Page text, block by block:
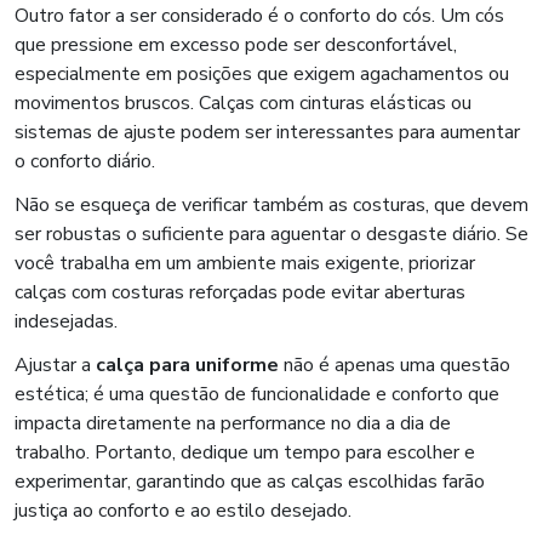
Outro fator a ser considerado é o conforto do cós. Um cós
que pressione em excesso pode ser desconfortável,
especialmente em posições que exigem agachamentos ou
movimentos bruscos. Calças com cinturas elásticas ou
sistemas de ajuste podem ser interessantes para aumentar
o conforto diário.
Não se esqueça de verificar também as costuras, que devem
ser robustas o suficiente para aguentar o desgaste diário. Se
você trabalha em um ambiente mais exigente, priorizar
calças com costuras reforçadas pode evitar aberturas
indesejadas.
Ajustar a calça para uniforme não é apenas uma questão
estética; é uma questão de funcionalidade e conforto que
impacta diretamente na performance no dia a dia de
trabalho. Portanto, dedique um tempo para escolher e
experimentar, garantindo que as calças escolhidas farão
justiça ao conforto e ao estilo desejado.